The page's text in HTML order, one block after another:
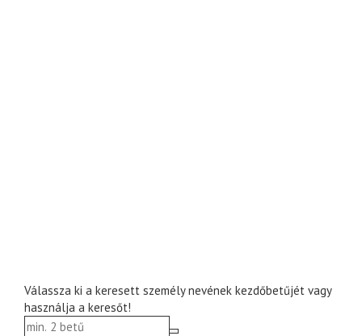
Válassza ki a keresett személy nevének kezdőbetűjét vagy
használja a keresőt!